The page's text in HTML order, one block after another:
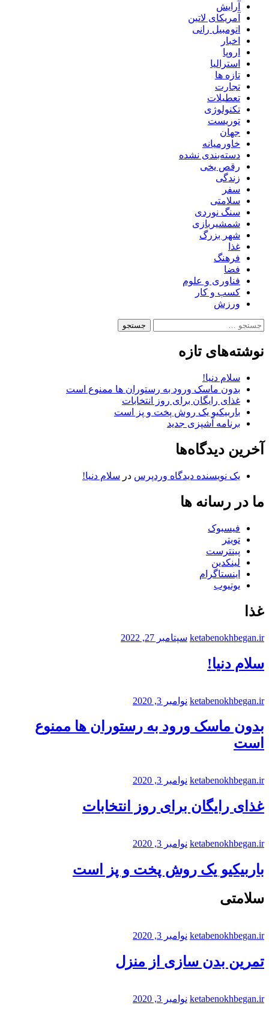
آرایش
آمریکای لاتین
اتومبیل رانی
اخبار
اروپا
استرالیا
تازه ها
تجارت
تعطیلات
تکنولوژی
توریست
جهان
خاورمیانه
دسته‌بندی نشده
رقص یخی
زندگی
سفر
سلامتی
سنگ نوردی
شمشیربازی
شهر بزرگ
غذا
فرهنگ
فضا
فناوری و علوم
کسب و کار
ورزش
جستجو
نوشته‌های تازه
سلام دنیا!
بدون ماسک ورود به رستوران ها ممنوع است
غذای رایگان برای روز انتخابات
باربیکیو یک روش پخت و پز است
برنامه آشپزی جدید
آخرین دیدگاه‌ها
یک نویسنده دیدگاه وردپرس در سلام دنیا!
ما در رسانه ها
فیسبوک
تویتر
پینترست
لینکدین
اینستاگرام
یوتیوب
غذا
ketabenokhbegan.ir سپتامبر 27, 2022
سلام دنیا!
ketabenokhbegan.ir نوامبر 3, 2020
بدون ماسک ورود به رستوران ها ممنوع
است
ketabenokhbegan.ir نوامبر 3, 2020
غذای رایگان برای روز انتخابات
ketabenokhbegan.ir نوامبر 3, 2020
باربیکیو یک روش پخت و پز است
سلامتی
ketabenokhbegan.ir نوامبر 3, 2020
تمرین بدن سازی از منزل
ketabenokhbegan.ir نوامبر 3, 2020